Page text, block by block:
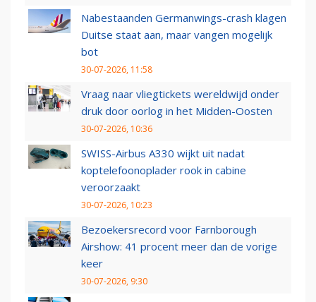
Nabestaanden Germanwings-crash klagen
Duitse staat aan, maar vangen mogelijk
bot
30-07-2026, 11:58
Vraag naar vliegtickets wereldwijd onder
druk door oorlog in het Midden-Oosten
30-07-2026, 10:36
SWISS-Airbus A330 wijkt uit nadat
koptelefoonoplader rook in cabine
veroorzaakt
30-07-2026, 10:23
Bezoekersrecord voor Farnborough
Airshow: 41 procent meer dan de vorige
keer
30-07-2026, 9:30